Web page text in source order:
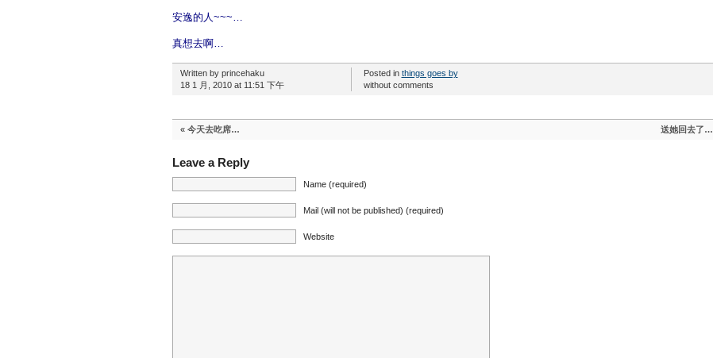
安逸的人~~~…
真想去啊…
Written by princehaku
18 1 月, 2010 at 11:51 下午
Posted in things goes by
without comments
« 今天去吃席… 送她回去了…
Leave a Reply
Name (required)
Mail (will not be published) (required)
Website